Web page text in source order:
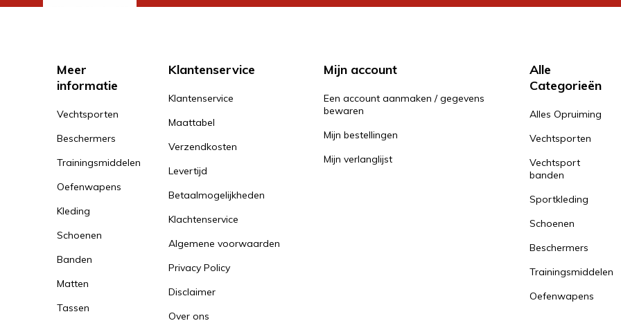
Meer
informatie
Vechtsporten
Beschermers
Trainingsmiddelen
Oefenwapens
Kleding
Schoenen
Banden
Matten
Tassen
Klantenservice
Klantenservice
Maattabel
Verzendkosten
Levertijd
Betaalmogelijkheden
Klachtenservice
Algemene voorwaarden
Privacy Policy
Disclaimer
Over ons
Mijn account
Een account aanmaken / gegevens
bewaren
Mijn bestellingen
Mijn verlanglijst
Alle
Categorieën
Alles Opruiming
Vechtsporten
Vechtsport
banden
Sportkleding
Schoenen
Beschermers
Trainingsmiddelen
Oefenwapens